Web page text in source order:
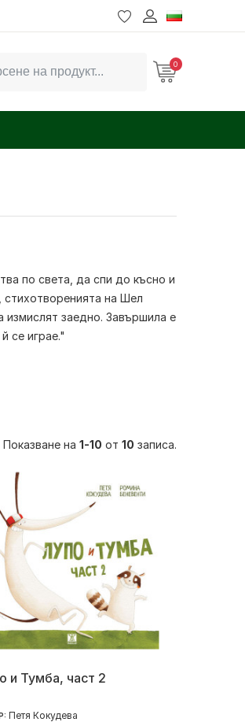
0
по света, да спи до късно и
на Шел
заедно. Завършила е
се играе."
Показване на 1-10 от 10 записа.
и Тумба, част 2
Петя Кокудева